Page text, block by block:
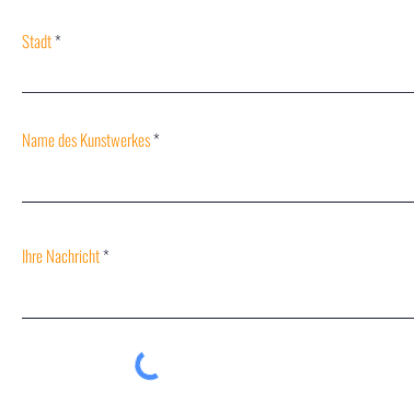
Stadt
Name des Kunstwerkes
Ihre Nachricht